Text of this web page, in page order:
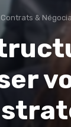
Contrats &